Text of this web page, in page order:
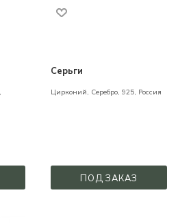
Серьги
Цирконий, Серебро, 925, Россия
ПОД ЗАКАЗ